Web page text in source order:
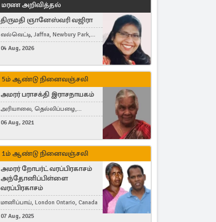
மரண அறிவித்தல்
திருமதி ஞானேஸ்வரி வஜிரா
வல்வெட்டி, Jaffna, Newbury Park,
United Kingdom
04 Aug, 2026
5ம் ஆண்டு நினைவஞ்சலி
அமரர் பராசக்தி இராசநாயகம்
அரியாலை, தெல்லிப்பழை,
Montreal, Canada
06 Aug, 2021
1ம் ஆண்டு நினைவஞ்சலி
அமரர் றோபர்ட் வரப்பிரகாசம்
அந்தோனிப்பிள்ளை
வரப்பிரகாசம்
மானிப்பாய், London Ontario, Canada
07 Aug, 2025